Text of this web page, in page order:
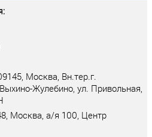
Москва, Вн.тер.г.
Жулебино, ул. Привольная,
, Москва, а/я 100, Центр